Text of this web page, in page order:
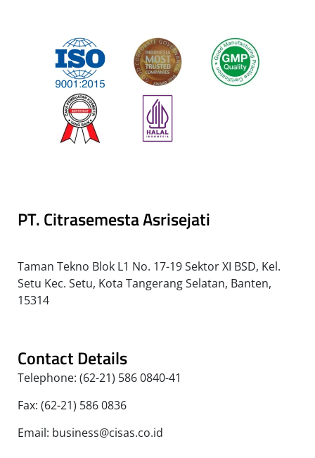
PT. Citrasemesta Asrisejati
Taman Tekno Blok L1 No. 17-19 Sektor XI BSD, Kel.
Setu Kec. Setu, Kota Tangerang Selatan, Banten,
15314
Contact Details
Telephone: (62-21) 586 0840-41
Fax: (62-21) 586 0836
Email: business@cisas.co.id